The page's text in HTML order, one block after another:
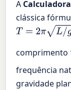
A
clássica
T= 2π L/g
comprimento
frequência
gravidade